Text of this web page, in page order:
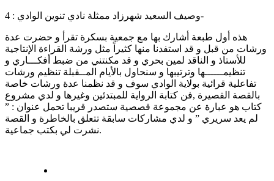
وصيف السعيد شهرزاد ممثلة نادي تنوين الوادي : 4-
هذه أول طبعة أشارك بها مع جمعية بسكرة تقرأ و حضرت عدة
ورشات من قبل و قد استفدنا منها كثيراً مثل ورشة القراءة الإنتاجية
للأستاذ و الناقد لمين بحري و قد مكنتني من ضبط أفكـــاري و
تنظيمــــــها وترتيبها و سنحاول بالأيام المــقبلة تنظيم ورشات
تفاعلية قرائية بولاية الوادي سوف و قد نظمنا عدة ورشات خاصة
بالقصة القصيرة ,فن كتابة الرواية للمبتدئين وغيرها و لدي مشروع
كتاب هو عبارة عن مجموعة قصصية ستصدر قريبا تحمل عنوان : ”
لم يعد سريري ” و لدي مشاركات سابقة تتعلق بالخاطرة و القصة
نشرت لي بكتب جماعية.